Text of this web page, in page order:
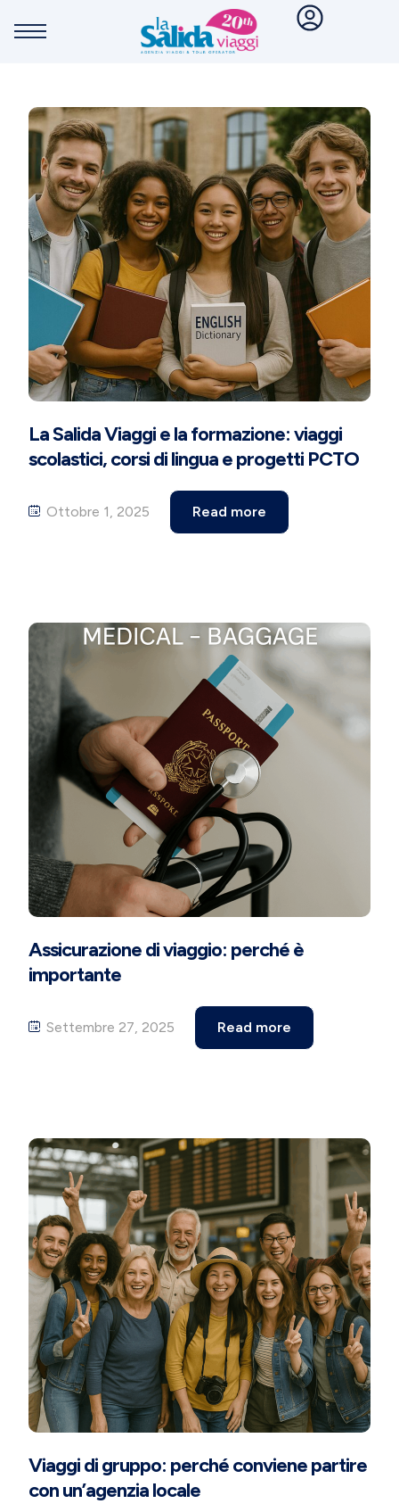
La Salida Viaggi e la formazione: viaggi
scolastici, corsi di lingua e progetti PCTO
Ottobre 1, 2025 Read more
Assicurazione di viaggio: perché è
importante
Settembre 27, 2025 Read more
Viaggi di gruppo: perché conviene partire
con un’agenzia locale